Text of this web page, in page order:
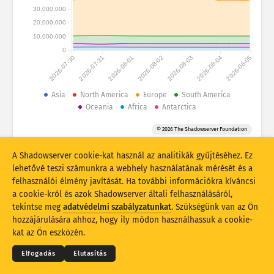
Támadási statisztikák: Eszközök
Országok
Adathalmaz
Átfedő
Az eredmények automatikus frissítése
Frissítés Visszaállítás
Letöltés PNG-fájlként
2026-07-30 2026-07-31 2026-08-01 2026-08-02 2026-08-03 2026-08-04 2026-08-05
0
10,000,000
20,000,000
30,000,000
Asia North America Europe
South America
Oceania
Africa Antarctica
© 2026 The Shadowserver Foundation
© 2026THE SHADOWSERVER FOUNDATION
Adatvédelem és feltételek
Kapcsolatfelvétel
Köszönetnyilvánítás
A Shadowserver cookie-kat használ az analitikák gyűjtéséhez. Ez
lehetővé teszi számunkra a webhely használatának mérését és a
felhasználói élmény javítását. Ha további információkra kíváncsi
a cookie-król és azok Shadowserver általi felhasználásáról,
tekintse meg adatvédelmi szabályzatunkat. Szükségünk van az Ön
hozzájárulására ahhoz, hogy ily módon használhassuk a cookie-
kat az Ön eszközén.
Elfogadás Elutasítás